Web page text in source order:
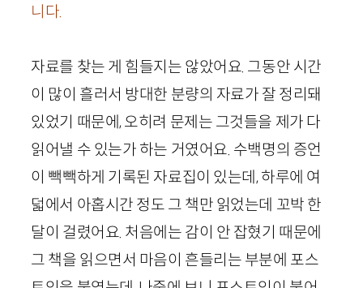
니다.
자료를 찾는 게 힘들지는 않았어요. 그동안 시간
이 많이 흘러서 방대한 분량의 자료가 잘 정리돼
있었기 때문에, 오히려 문제는 그것들을 제가 다
읽어낼 수 있는가 하는 거였어요. 수백명의 증언
이 빽빽하게 기록된 자료집이 있는데, 하루에 여
덟에서 아홉시간 정도 그 책만 읽었는데 꼬박 한
달이 걸렸어요. 처음에는 감이 안 잡혔기 때문에
그 책을 읽으면서 마음이 흔들리는 부분에 포스